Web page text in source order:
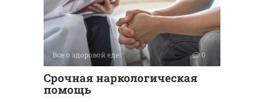
Все о здоровой еде 0
Срочная наркологическая
помощь